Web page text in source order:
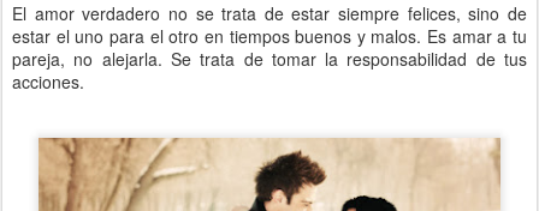
El amor verdadero no se trata de estar siempre felices, sino de
estar el uno para el otro en tiempos buenos y malos. Es amar a tu
pareja, no alejarla. Se trata de tomar la responsabilidad de tus
acciones.